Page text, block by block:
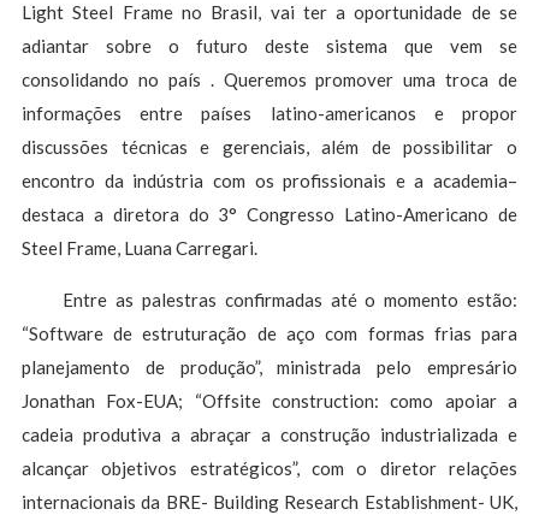
Light Steel Frame no Brasil, vai ter a oportunidade de se
adiantar sobre o futuro deste sistema que vem se
consolidando no país . Queremos promover uma troca de
informações entre países latino-americanos e propor
discussões técnicas e gerenciais, além de possibilitar o
encontro da indústria com os profissionais e a academia–
destaca a diretora do 3° Congresso Latino-Americano de
Steel Frame, Luana Carregari.
Entre as palestras confirmadas até o momento estão:
“Software de estruturação de aço com formas frias para
planejamento de produção”, ministrada pelo empresário
Jonathan Fox-EUA; “Offsite construction: como apoiar a
cadeia produtiva a abraçar a construção industrializada e
alcançar objetivos estratégicos”, com o diretor relações
internacionais da BRE- Building Research Establishment- UK,